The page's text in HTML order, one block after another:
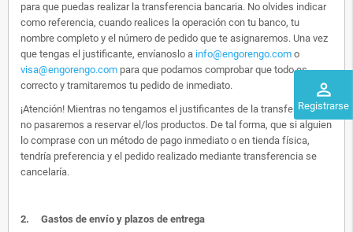
perm_identity
Registrarse
para que puedas realizar la transferencia bancaria. No olvides indicar
como referencia, cuando realices la operación con tu banco, tu
nombre completo y el número de pedido que te asignaremos. Una vez
que tengas el justificante, envíanoslo a info@engorengo.com o
visa@engorengo.com para que podamos comprobar que todo es
correcto y tramitaremos tu pedido de inmediato.
¡Atención! Mientras no tengamos el justificantes de la transferencia,
no pasaremos a reservar el/los productos. De tal forma, que si alguien
lo comprase con un método de pago inmediato o en tienda física,
tendría preferencia y el pedido realizado mediante transferencia se
cancelaría.
2. Gastos de envío y plazos de entrega